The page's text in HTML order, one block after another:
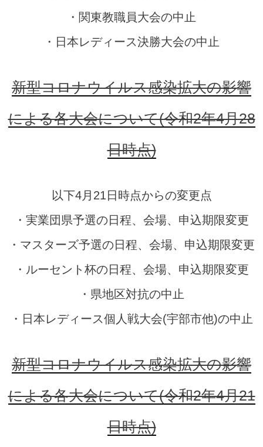
・関東教職員大会の中止
・日本レディース決勝大会の中止
新型コロナウイルス感染拡大の影響
による各大会について(令和2年4月28
日時点)
以下4月21日時点からの変更点
・実業団県予選の日程、会場、申込期限変更
・マスターズ予選の日程、会場、申込期限変更
・ルーセント杯の日程、会場、申込期限変更
・県地区対抗の中止
・日本レディース個人戦大会(宇部市他)の中止
新型コロナウイルス感染拡大の影響
による各大会について(令和2年4月21
日時点)